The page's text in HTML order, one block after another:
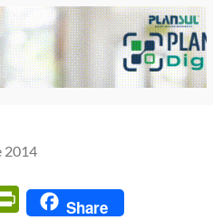
2014
PrintFriendly
Share